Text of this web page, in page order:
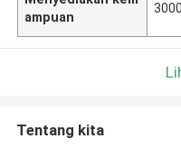
ampuan
Tentang kita